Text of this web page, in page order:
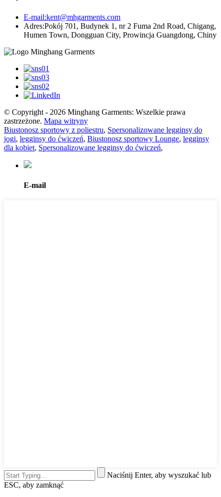
E-mail:kent@mhgarments.com
Adres:Pokój 701, Budynek 1, nr 2 Fuma 2nd Road, Chigang,
Humen Town, Dongguan City, Prowincja Guangdong, Chiny
© Copyright - 2026 Minghang Garments: Wszelkie prawa
zastrzeżone. Mapa witryny
Biustonosz sportowy z poliestru, Spersonalizowane legginsy do
jogi, legginsy do ćwiczeń, Biustonosz sportowy Lounge, legginsy
dla kobiet, Spersonalizowane legginsy do ćwiczeń,
E-mail
Naciśnij Enter, aby wyszukać lub
ESC, aby zamknąć